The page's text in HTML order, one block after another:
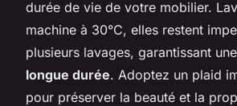
durée de vie de votre mobilier.
machine à 30°C, elles restent
plusieurs lavages, garantissant une
longue durée. Adoptez un plaid
pour préserver la beauté et la